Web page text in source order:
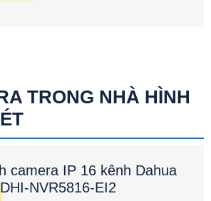
TRONG NHÀ HÌNH
camera IP 16 kênh Dahua
DHI-NVR5816-EI2